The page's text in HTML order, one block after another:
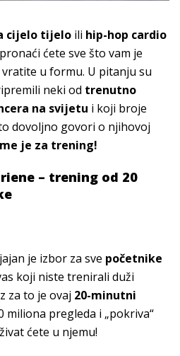
cijelo tijelo ili hip-hop cardio
ćete sve što vam je
u formu. U pitanju su
neki od trenutno
na svijetu i koji broje
dovoljno govori o njihovoj
je za trening!
– trening od 20
je izbor za sve početnike
koji niste trenirali duži
za to je ovaj 20-minutni
miliona pregleda i „pokriva“
ćete u njemu!